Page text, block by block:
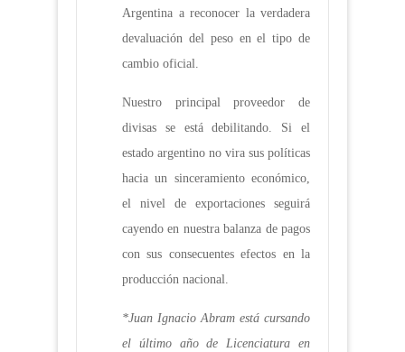
Argentina a reconocer la verdadera
devaluación del peso en el tipo de
cambio oficial.
Nuestro principal proveedor de
divisas se está debilitando. Si el
estado argentino no vira sus políticas
hacia un sinceramiento económico,
el nivel de exportaciones seguirá
cayendo en nuestra balanza de pagos
con sus consecuentes efectos en la
producción nacional.
*Juan Ignacio Abram está cursando
el último año de Licenciatura en